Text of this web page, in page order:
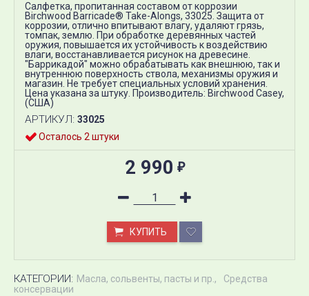
Салфетка, пропитанная составом от коррозии
Birchwood Barricade® Take-Alongs, 33025. Защита от
коррозии, отлично впитывают влагу, удаляют грязь,
томпак, землю. При обработке деревянных частей
оружия, повышается их устойчивость к воздействию
влаги, восстанавливается рисунок на древесине.
"Баррикадой" можно обрабатывать как внешнюю, так и
внутреннюю поверхность ствола, механизмы оружия и
магазин. Не требует специальных условий хранения.
Цена указана за штуку. Производитель: Birchwood Casey,
(США)
АРТИКУЛ: 33025
Осталось 2 штуки
2 990 ₽
КУПИТЬ
КАТЕГОРИИ: Масла, сольвенты, пасты и пр.
Средства
консервации